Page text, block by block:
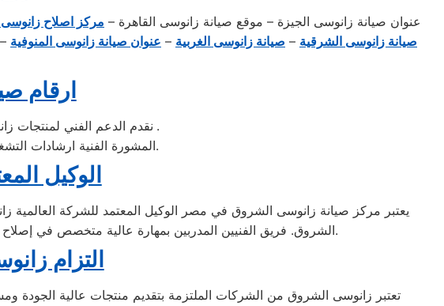
عنوان صيانة زانوسى الجيزة – موقع صيانة زانوسى القاهرة – مركز اصلاح زانوسى
صيانة زانوسى الشرقية – صيانة زانوسى الغربية – عنوان صيانة زانوسى المنوفية –
ارقام
نقدم الدعم الفني لمنتجات .
المشورة الفنية ارشادات التشغيل قطع الغيار الاصلية الاقسام الفنية المتخصصة بلاغات الاعطال.
الوكيل
يعتبر مركز صيانة زانوسى الشروق في مصر الوكيل المعتمد للشركة
الشروق. فريق الفنيين المدربين بمهارة عالية متخصص في إصلاح وصيانة جميع منتجات الشركة بكفاءة ودقة، مما يضمن للعملاء حصولهم على خدمة متميزة وموثوقة.
التزام
تعتبر زانوسى الشروق من الشركات الملتزمة بتقديم منتجات عالية الجودة